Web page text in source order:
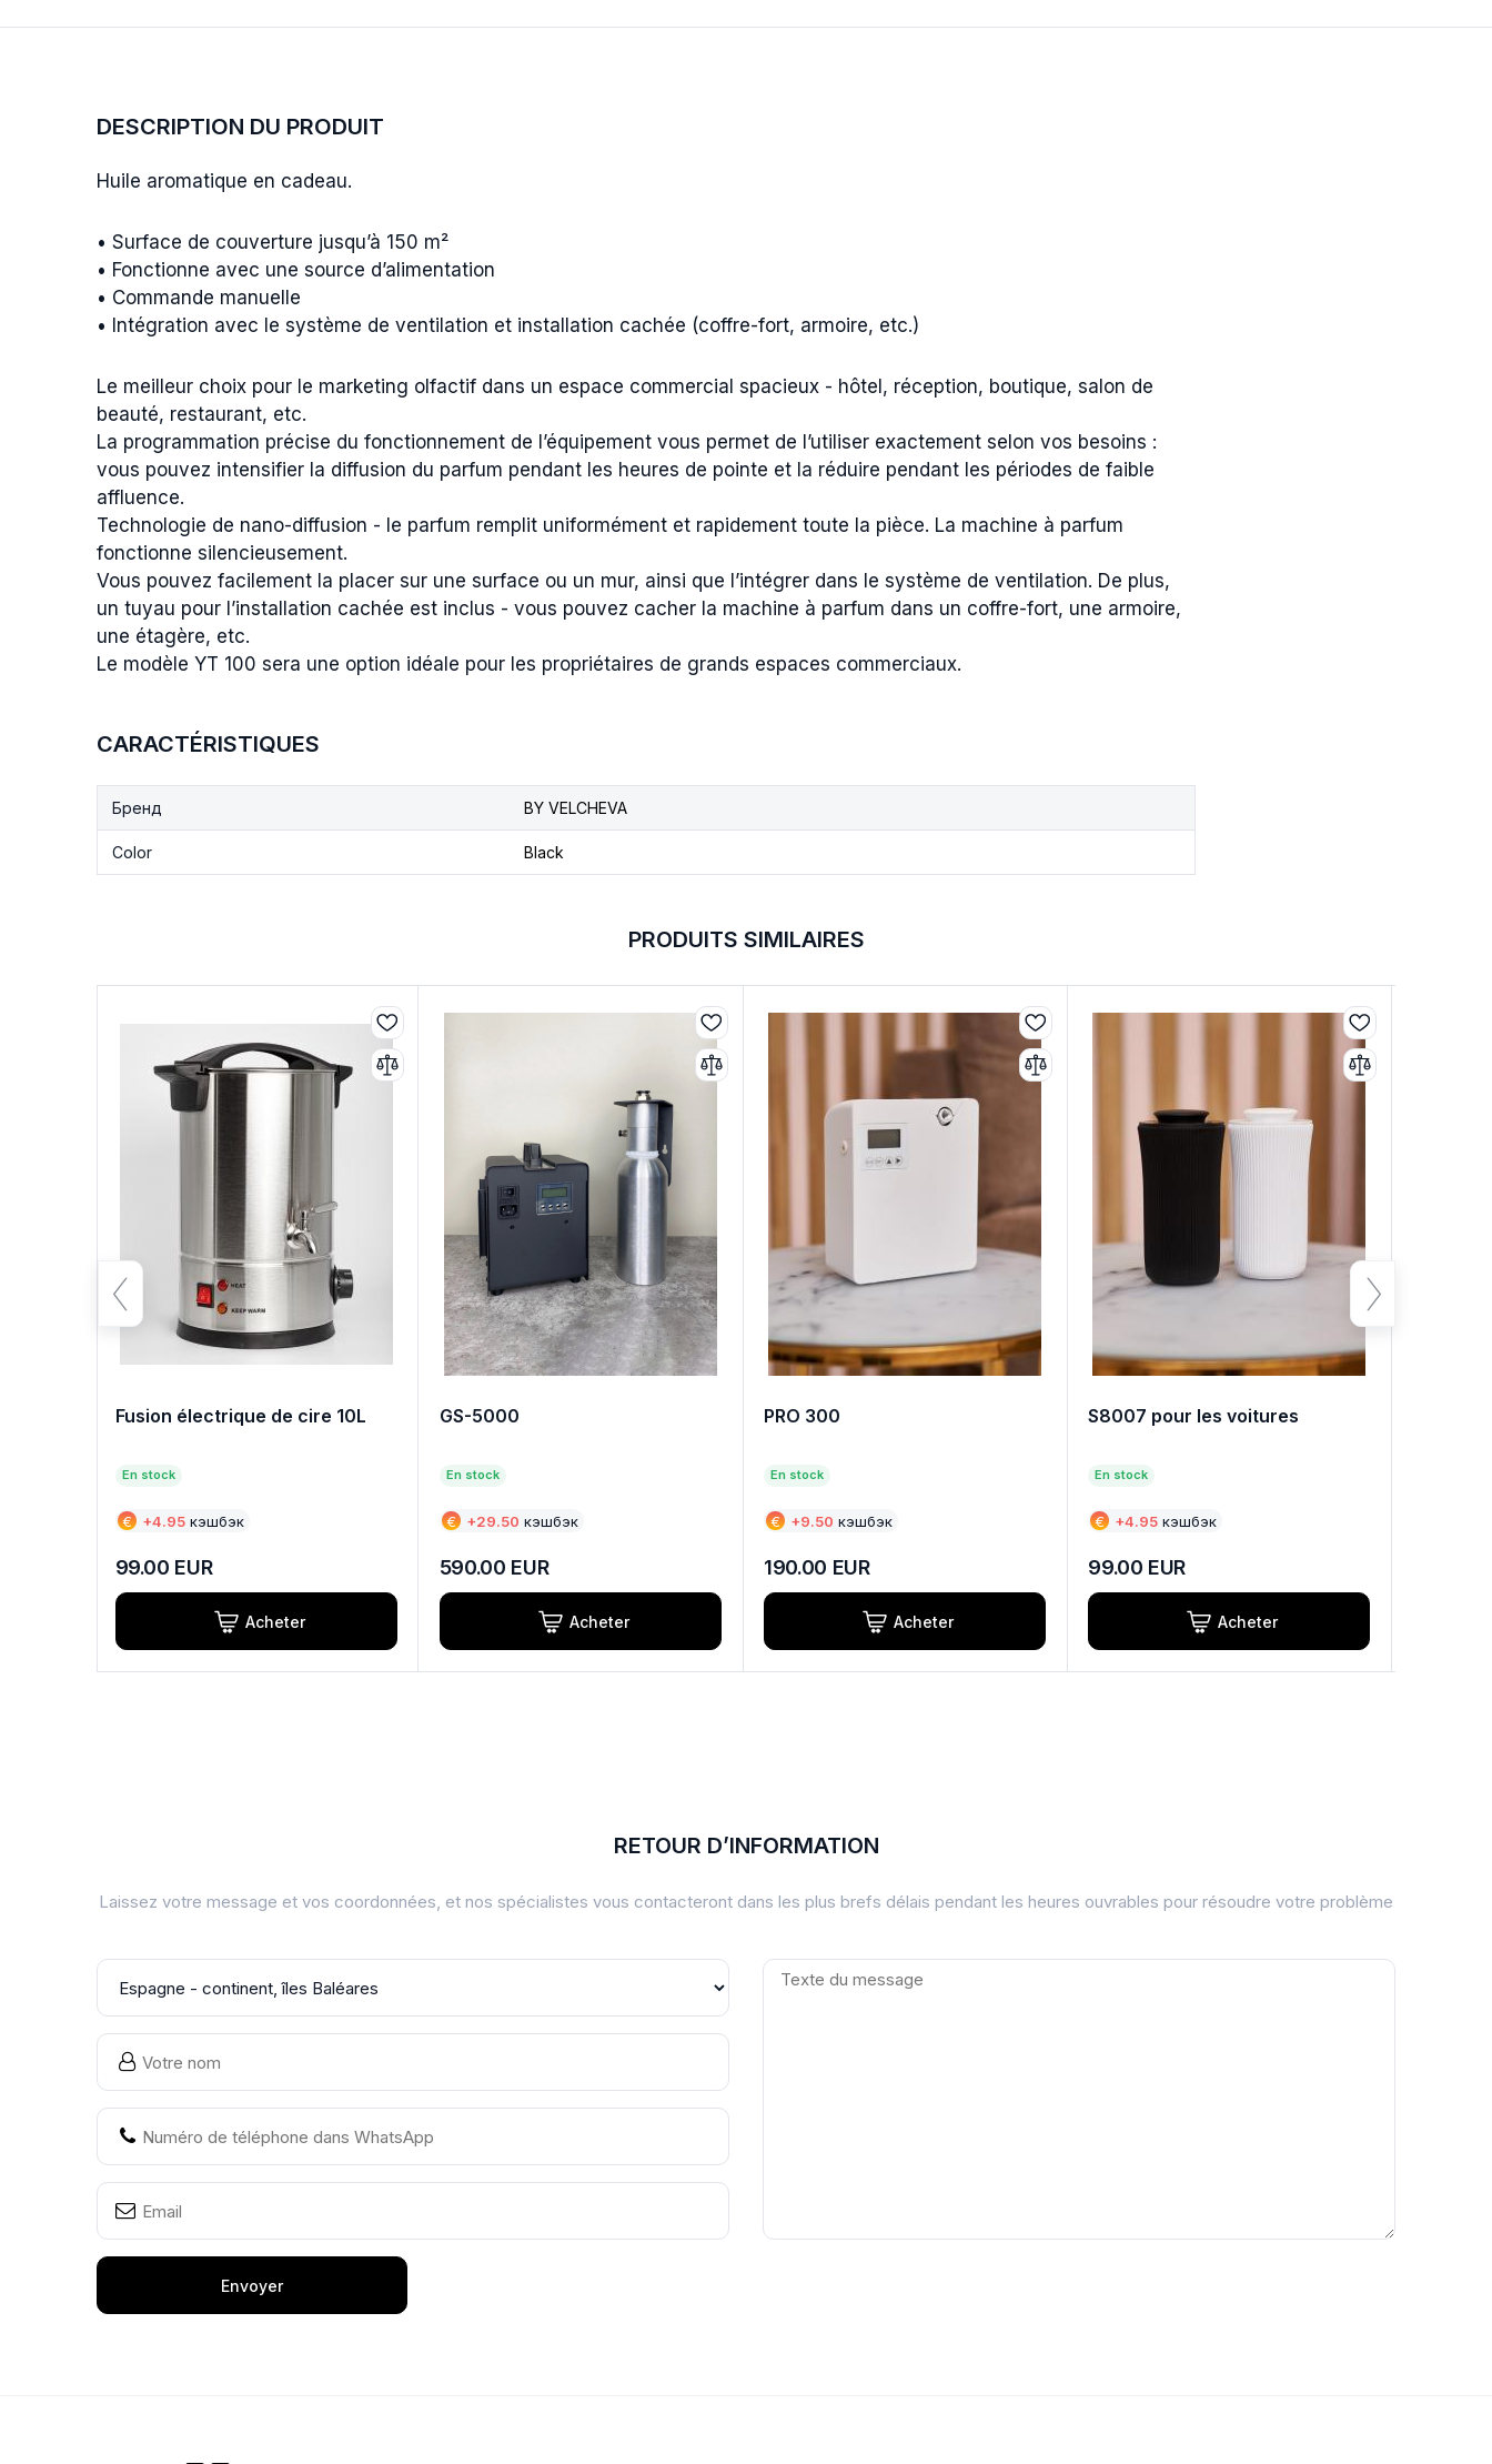
DESCRIPTION DU PRODUIT
Huile aromatique en cadeau.
• Surface de couverture jusqu’à 150 m²
• Fonctionne avec une source d’alimentation
• Commande manuelle
• Intégration avec le système de ventilation et installation cachée (coffre-fort, armoire, etc.)
Le meilleur choix pour le marketing olfactif dans un espace commercial spacieux - hôtel, réception, boutique, salon de
beauté, restaurant, etc.
La programmation précise du fonctionnement de l’équipement vous permet de l’utiliser exactement selon vos besoins :
vous pouvez intensifier la diffusion du parfum pendant les heures de pointe et la réduire pendant les périodes de faible
affluence.
Technologie de nano-diffusion - le parfum remplit uniformément et rapidement toute la pièce. La machine à parfum
fonctionne silencieusement.
Vous pouvez facilement la placer sur une surface ou un mur, ainsi que l’intégrer dans le système de ventilation. De plus,
un tuyau pour l’installation cachée est inclus - vous pouvez cacher la machine à parfum dans un coffre-fort, une armoire,
une étagère, etc.
Le modèle YT 100 sera une option idéale pour les propriétaires de grands espaces commerciaux.
CARACTÉRISTIQUES
Бренд BY VELCHEVA
Color Black
PRODUITS SIMILAIRES
Fusion électrique de cire 10L
En stock
€ +4.95 кэшбэк
99.00 EUR
Acheter
GS-5000
En stock
€ +29.50 кэшбэк
590.00 EUR
Acheter
PRO 300
En stock
€ +9.50 кэшбэк
190.00 EUR
Acheter
S8007 pour les voitures
En stock
€ +4.95 кэшбэк
99.00 EUR
Acheter
RETOUR D’INFORMATION
Laissez votre message et vos coordonnées, et nos spécialistes vous contacteront dans les plus brefs délais pendant les heures ouvrables pour résoudre votre problème
Envoyer